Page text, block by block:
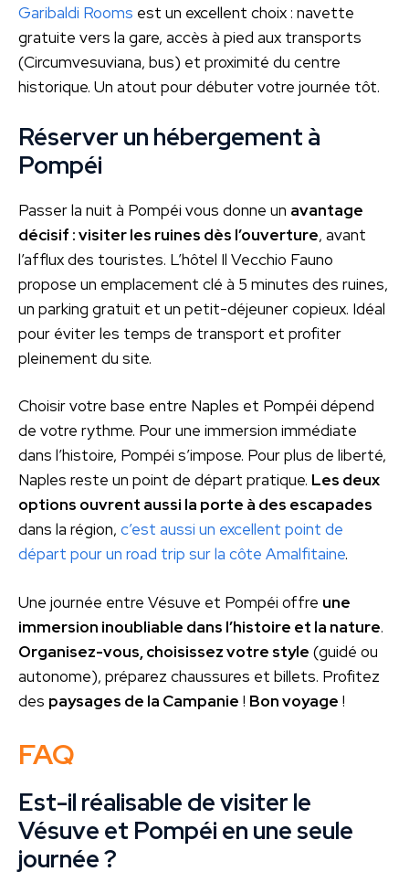
Garibaldi Rooms est un excellent choix : navette
gratuite vers la gare, accès à pied aux transports
(Circumvesuviana, bus) et proximité du centre
historique. Un atout pour débuter votre journée tôt.
Réserver un hébergement à
Pompéi
Passer la nuit à Pompéi vous donne un avantage
décisif : visiter les ruines dès l’ouverture, avant
l’afflux des touristes. L’hôtel Il Vecchio Fauno
propose un emplacement clé à 5 minutes des ruines,
un parking gratuit et un petit-déjeuner copieux. Idéal
pour éviter les temps de transport et profiter
pleinement du site.
Choisir votre base entre Naples et Pompéi dépend
de votre rythme. Pour une immersion immédiate
dans l’histoire, Pompéi s’impose. Pour plus de liberté,
Naples reste un point de départ pratique. Les deux
options ouvrent aussi la porte à des escapades
dans la région, c’est aussi un excellent point de
départ pour un road trip sur la côte Amalfitaine.
Une journée entre Vésuve et Pompéi offre une
immersion inoubliable dans l’histoire et la nature.
Organisez-vous, choisissez votre style (guidé ou
autonome), préparez chaussures et billets. Profitez
des paysages de la Campanie ! Bon voyage !
FAQ
Est-il réalisable de visiter le
Vésuve et Pompéi en une seule
journée ?